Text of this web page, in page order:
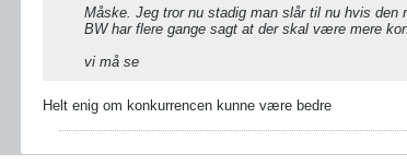
Måske. Jeg tror nu stadig man slår til nu hvis den
BW har flere gange sagt at der skal være mere
vi må se
Helt enig om konkurrencen kunne være bedre